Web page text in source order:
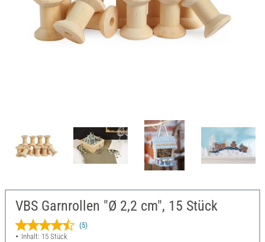
VBS Garnrollen "Ø 2,2 cm", 15 Stück
(5)
Inhalt: 15 Stück